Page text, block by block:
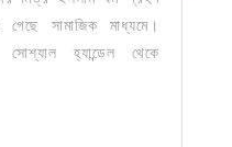
সামাজিক মাধ্যমে।
হ্যান্ডেল থেকে